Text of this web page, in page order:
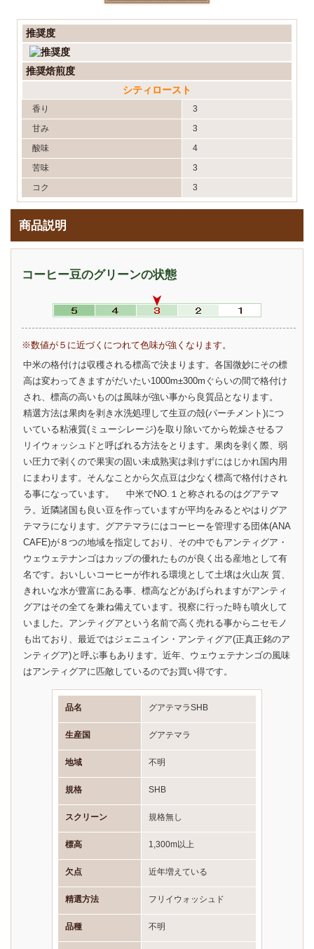
推奨度
推奨焙煎度
シティロースト
香り
3
甘み
3
酸味
4
苦味
3
コク
3
商品説明
コーヒー豆のグリーンの状態
※数値が５に近づくにつれて色味が強くなります。
中米の格付けは収穫される標高で決まります。各国微妙にその標
高は変わってきますがだいたい1000m±300mぐらいの間で格付け
され、標高の高いものは風味が強い事から良質品となります。
精選方法は果肉を剥き水洗処理して生豆の殻(パーチメント)につ
いている粘液質(ミューシレージ)を取り除いてから乾燥させるフ
リイウォッシュドと呼ばれる方法をとります。果肉を剥く際、弱
い圧力で剥くので果実の固い未成熟実は剥けずにはじかれ国内用
にまわります。そんなことから欠点豆は少なく標高で格付けされ
る事になっています。 中米でNO.１と称されるのはグアテマ
ラ。近隣諸国も良い豆を作っていますが平均をみるとやはりグア
テマラになります。グアテマラにはコーヒーを管理する団体(ANA
CAFE)が８つの地域を指定しており、その中でもアンティグア・
ウェウェテナンゴはカップの優れたものが良く出る産地として有
名です。おいしいコーヒーが作れる環境として土壌は火山灰 質、
きれいな水が豊富にある事、標高などがあげられますがアンティ
グアはその全てを兼ね備えています。視察に行った時も噴火して
いました。アンティグアという名前で高く売れる事からニセモノ
も出ており、最近ではジェニュイン・アンティグア(正真正銘のア
ンティグア)と呼ぶ事もあります。近年、ウェウェテナンゴの風味
はアンティグアに匹敵しているのでお買い得です。
品名 グアテマラSHB
生産国 グアテマラ
地域 不明
規格 SHB
スクリーン 規格無し
標高 1,300m以上
欠点 近年増えている
精選方法 フリイウォッシュド
品種 不明